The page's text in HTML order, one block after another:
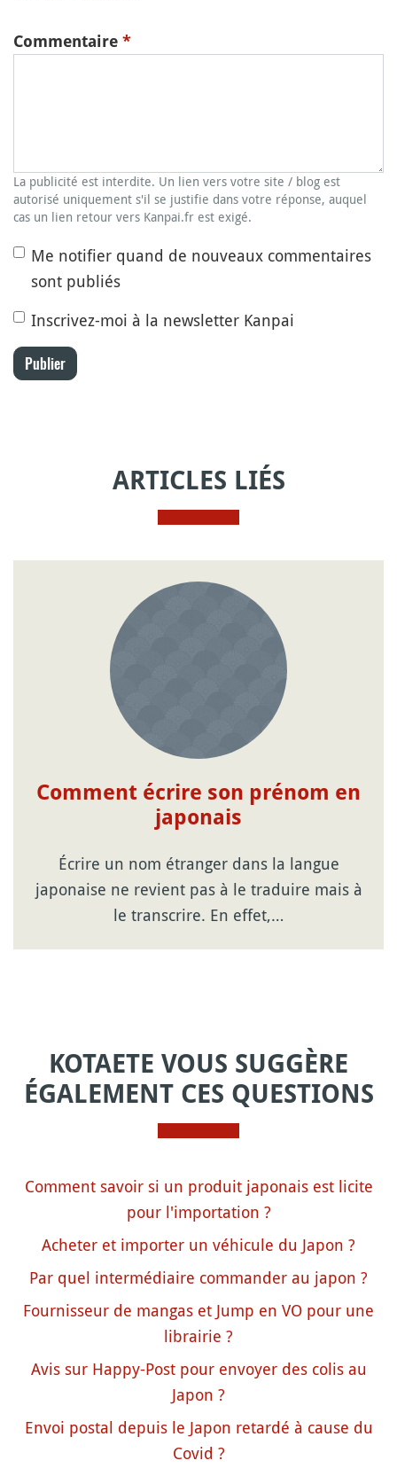
Commentaire *
La publicité est interdite. Un lien vers votre site / blog est
autorisé uniquement s'il se justifie dans votre réponse, auquel
cas un lien retour vers Kanpai.fr est exigé.
Me notifier quand de nouveaux commentaires
sont publiés
Inscrivez-moi à la newsletter Kanpai
Publier
ARTICLES LIÉS
Comment écrire son prénom en
japonais
Écrire un nom étranger dans la langue
japonaise ne revient pas à le traduire mais à
le transcrire. En effet,…
KOTAETE VOUS SUGGÈRE
ÉGALEMENT CES QUESTIONS
Comment savoir si un produit japonais est licite
pour l'importation ?
Acheter et importer un véhicule du Japon ?
Par quel intermédiaire commander au japon ?
Fournisseur de mangas et Jump en VO pour une
librairie ?
Avis sur Happy-Post pour envoyer des colis au
Japon ?
Envoi postal depuis le Japon retardé à cause du
Covid ?